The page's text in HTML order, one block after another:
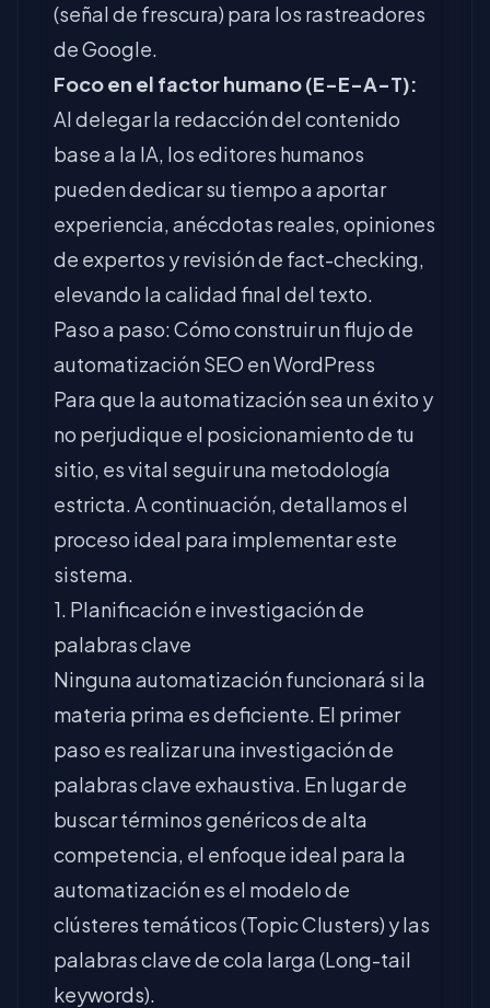
(señal de frescura) para los rastreadores
de Google.
Foco en el factor humano (E-E-A-T):
Al delegar la redacción del contenido
base a la IA, los editores humanos
pueden dedicar su tiempo a aportar
experiencia, anécdotas reales, opiniones
de expertos y revisión de fact-checking,
elevando la calidad final del texto.
Paso a paso: Cómo construir un flujo de
automatización SEO en WordPress
Para que la automatización sea un éxito y
no perjudique el posicionamiento de tu
sitio, es vital seguir una metodología
estricta. A continuación, detallamos el
proceso ideal para implementar este
sistema.
1. Planificación e investigación de
palabras clave
Ninguna automatización funcionará si la
materia prima es deficiente. El primer
paso es realizar una investigación de
palabras clave exhaustiva. En lugar de
buscar términos genéricos de alta
competencia, el enfoque ideal para la
automatización es el modelo de
clústeres temáticos (Topic Clusters) y las
palabras clave de cola larga (Long-tail
keywords).